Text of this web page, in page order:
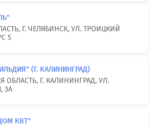
Г. ЧЕЛЯБИНСК, УЛ. ТРОИЦКИЙ
5
(Г. КАЛИНИНГРАД)
ОБЛАСТЬ, Г. КАЛИНИНГРАД, УЛ.
3А
КВТ"